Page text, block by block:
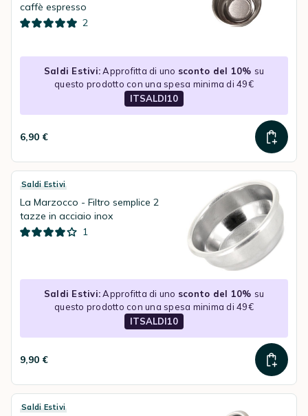
caffè espresso
2
Saldi Estivi:Approfitta di uno sconto del 10% su
questo prodotto con una spesa minima di 49€
ITSALDI10
6,90 €
Saldi Estivi
La Marzocco - Filtro semplice 2
tazze in acciaio inox
1
Saldi Estivi:Approfitta di uno sconto del 10% su
questo prodotto con una spesa minima di 49€
ITSALDI10
9,90 €
Saldi Estivi